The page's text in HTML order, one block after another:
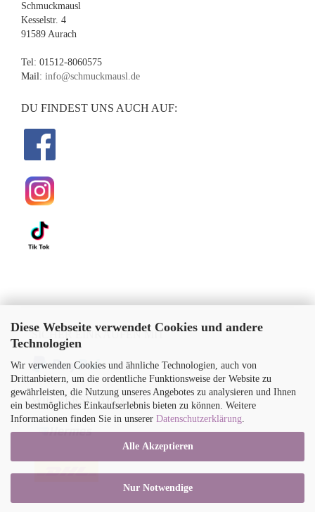
Diese Webseite verwendet Cookies und andere
Technologien
Wir verwenden Cookies und ähnliche Technologien, auch von
Drittanbietern, um die ordentliche Funktionsweise der Website zu
gewährleisten, die Nutzung unseres Angebotes zu analysieren und Ihnen
ein bestmögliches Einkaufserlebnis bieten zu können. Weitere
Informationen finden Sie in unserer Datenschutzerklärung
Alle Akzeptieren
Nur Notwendige
Schmuckmausl
Kesselstr. 4
91589 Aurach
Tel: 01512-8060575
Mail: info@schmuckmausl.de
DU FINDEST UNS AUCH AUF:
SICHER EINKAUFEN MIT
WIR VERSENDEN MIT